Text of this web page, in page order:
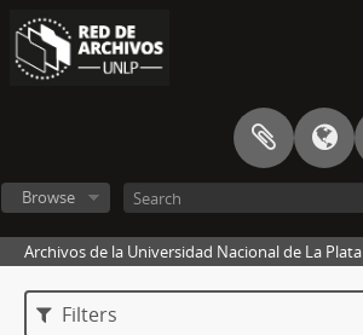
Browse
Archivos de la Universidad Nacional de La Plata
Filters